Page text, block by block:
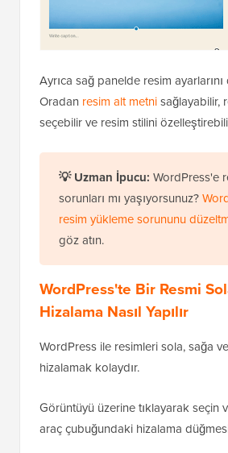
Ayrıca sağ panelde resim
Oradan resim alt metnisağlayabilir,
seçebilir ve resim stilini
💡 Uzman İpucu: WordPress'e
sorunları mı yaşıyorsunuz?
resim yükleme sorununu
göz atın.
WordPress'te Bir Resmi
Hizalama Nasıl Yapılır
WordPress ile resimleri sola, sağa
hizalamak kolaydır.
Görüntüyü üzerine tıklayarak seçin
araç çubuğundaki hizalama